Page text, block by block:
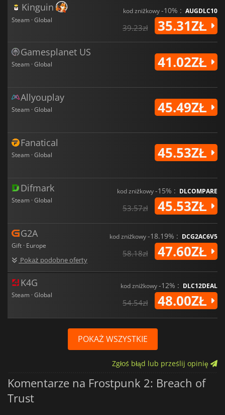
Kinguin
Steam · Global
kod zniżkowy-10% : AUGDLC10
39.23zł 35.31ZŁ
Gamesplanet US
Steam · Global 41.02ZŁ
Allyouplay
Steam · Global 45.49ZŁ
Fanatical
Steam · Global 45.53ZŁ
Difmark
Steam · Global
kod zniżkowy-15% : DLCOMPARE
53.57zł 45.53ZŁ
G2A
Gift · Europe
Pokaż podobne oferty
kod zniżkowy-18.19% : DCG2AC6V5
58.18zł 47.60ZŁ
K4G
Steam · Global
kod zniżkowy-12% : DLC12DEAL
54.54zł 48.00ZŁ
POKAŻ WSZYSTKIE
Zgłoś błąd lub prześlij opinię
Komentarze na Frostpunk 2: Breach of
Trust